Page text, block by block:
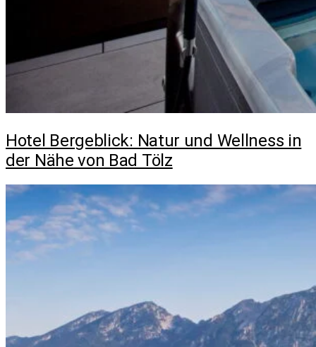
Hotel Bergeblick: Natur und Wellness in
der Nähe von Bad Tölz